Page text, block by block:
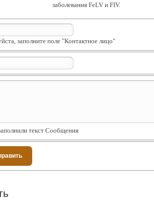
заболевания FeLV и FIV.
заполните поле "Контактное лицо"
текст Сообщения